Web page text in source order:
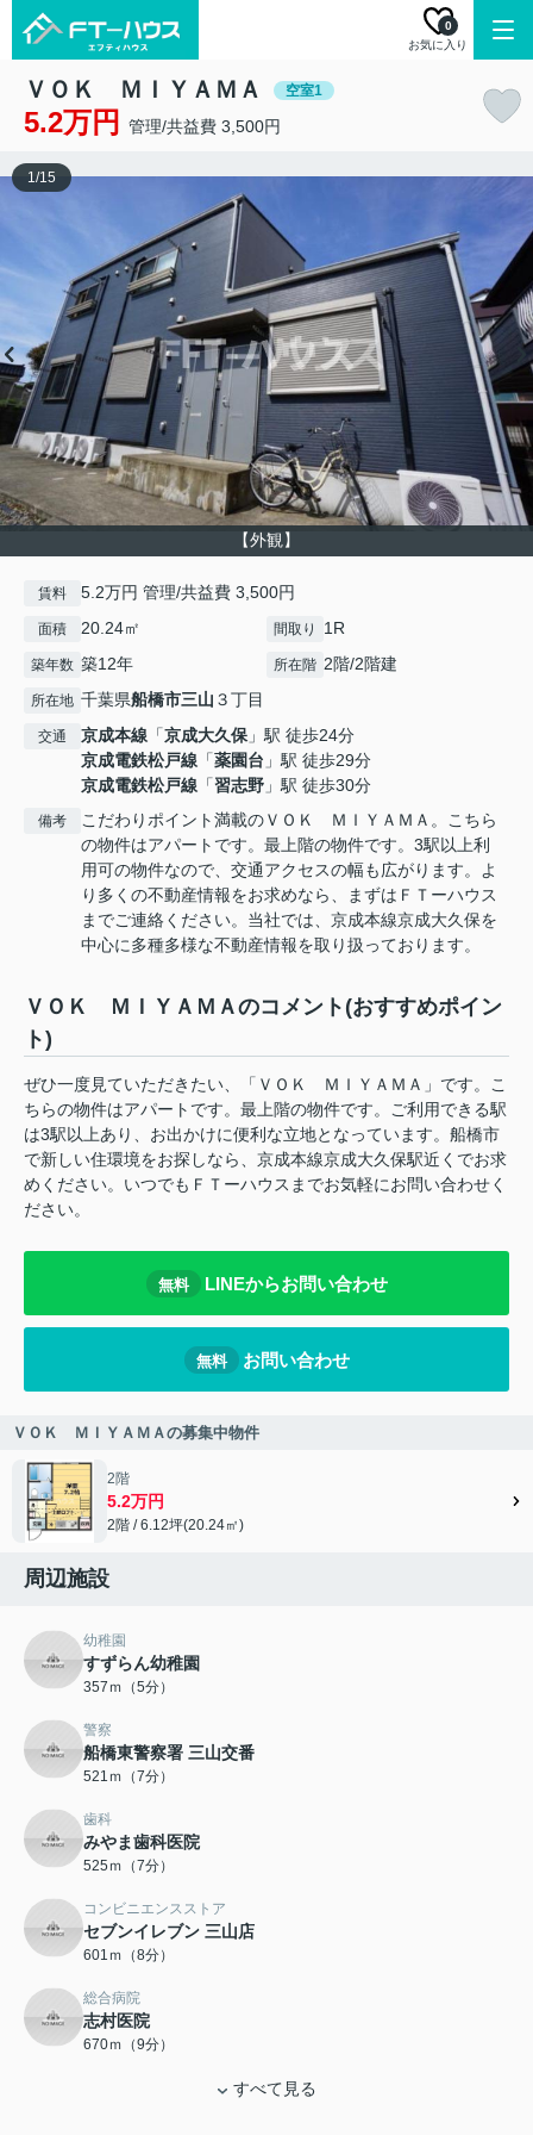
お気に入り
0
ＶＯＫ ＭＩＹＡＭＡ 空室1
5.2万円 管理/共益費 3,500円
【外観】
1/15
賃料 5.2万円 管理/共益費 3,500円
面積 20.24㎡ 間取り 1R
築年数 築12年 所在階 2階/2階建
所在地 千葉県船橋市三山 ３丁目
交通 京成本線 「京成大久保」駅 徒歩24分
京成電鉄松戸線 「薬園台 」駅 徒歩29分
京成電鉄松戸線 「習志野 」駅 徒歩30分
備考
こだわりポイント満載のＶＯＫ ＭＩＹＡＭＡ。こちら
の物件はアパートです。最上階の物件です。3駅以上利
用可の物件なので、交通アクセスの幅も広がります。よ
り多くの不動産情報をお求めなら、まずはＦＴーハウス
までご連絡ください。当社では、京成本線京成大久保を
中心に多種多様な不動産情報を取り扱っております。
ＶＯＫ ＭＩＹＡＭＡのコメント(おすすめポイン
ト)
ぜひ一度見ていただきたい、「ＶＯＫ ＭＩＹＡＭＡ」です。こ
ちらの物件はアパートです。最上階の物件です。ご利用できる駅
は3駅以上あり、お出かけに便利な立地となっています。船橋市
で新しい住環境をお探しなら、京成本線京成大久保駅近くでお求
めください。いつでもＦＴーハウスまでお気軽にお問い合わせく
ださい。
無料 LINEからお問い合わせ
無料 お問い合わせ
ＶＯＫ ＭＩＹＡＭＡの募集中物件
2階
5.2万円
2階 / 6.12坪(20.24㎡)
周辺施設
幼稚園
すずらん幼稚園
357ｍ（5分）
警察
船橋東警察署 三山交番
521ｍ（7分）
歯科
みやま歯科医院
525ｍ（7分）
コンビニエンスストア
セブンイレブン 三山店
601ｍ（8分）
総合病院
志村医院
670ｍ（9分）
すべて見る